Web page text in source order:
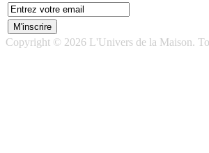
Copyright © 2026 L'Univers de la Maison.